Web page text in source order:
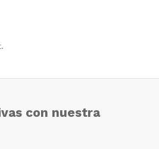
con nuestra